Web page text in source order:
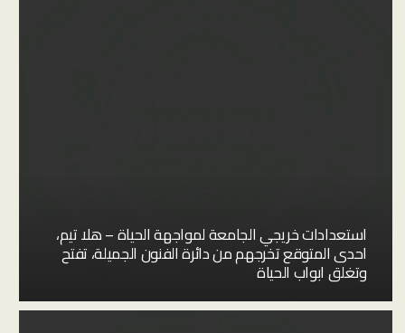
استعدادات خريجي الجامعة لمواجهة الحياة – هلا تيم،
احدى المتوقع تخرجهم من دائرة الفنون الجميلة، تفتح
وتغلق ابواب الحياة